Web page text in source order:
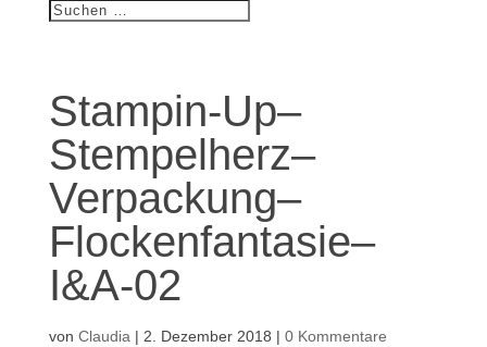
Stampin-Up–
Stempelherz–
Verpackung–
Flockenfantasie–
I&A-02
von Claudia | 2. Dezember 2018 | 0 Kommentare